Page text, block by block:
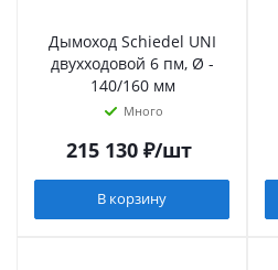
Дымоход Schiedel UNI
двухходовой 6 пм, Ø -
140/160 мм
Много
215 130₽/шт
В корзину